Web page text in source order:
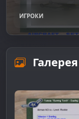
ИГРОКИ
Галерея